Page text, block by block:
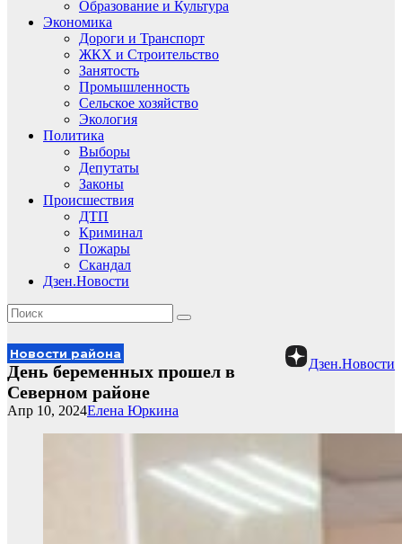
Образование и Культура
Экономика
Дороги и Транспорт
ЖКХ и Строительство
Занятость
Промышленность
Сельское хозяйство
Экология
Политика
Выборы
Депутаты
Законы
Происшествия
ДТП
Криминал
Пожары
Скандал
Дзен.Новости
Дзен.Новости
Новости района
День беременных прошел в
Северном районе
Елена Юркина
Апр 10, 2024